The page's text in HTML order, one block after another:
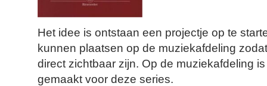
Het idee is ontstaan een projectje op te
kunnen plaatsen op de muziekafdeling
direct zichtbaar zijn. Op de muziekafdeling
gemaakt voor deze series.